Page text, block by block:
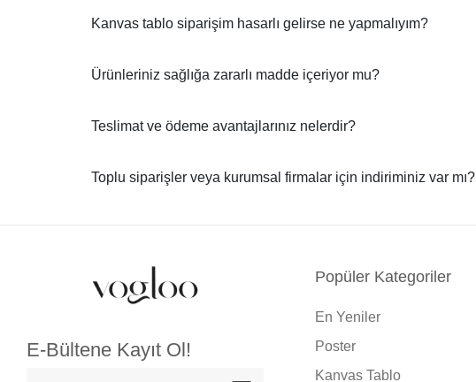
Kanvas tablo siparişim hasarlı gelirse ne yapmalıyım?
Ürünleriniz sağlığa zararlı madde içeriyor mu?
Teslimat ve ödeme avantajlarınız nelerdir?
Toplu siparişler veya kurumsal firmalar için indiriminiz var mı?
E-Bültene Kayıt Ol!
Popüler Kategoriler
En Yeniler
Poster
Kanvas Tablo